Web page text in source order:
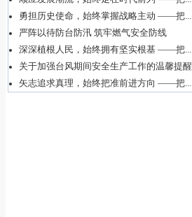
勇担历史使命，始终掌握战略主动 ——把...
严阵以待防台防汛 筑牢燃气安全防线
深深植根人民，始终拥有坚实根基 ——把...
关于加强台风期间安全生产工作的温馨提醒
矢志追求真理，始终把准前进方向 ——把...